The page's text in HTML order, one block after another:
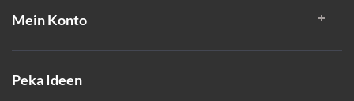
Mein Konto
Peka Ideen